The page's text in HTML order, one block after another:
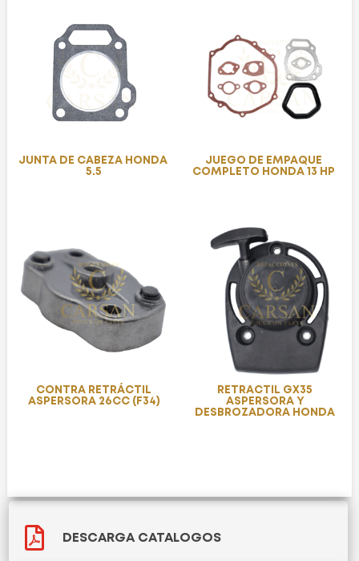
JUNTA DE CABEZA HONDA
5.5
JUEGO DE EMPAQUE
COMPLETO HONDA 13 HP
CONTRA RETRÁCTIL
ASPERSORA 26CC (F34)
RETRACTIL GX35
ASPERSORA Y
DESBROZADORA HONDA
 DESCARGA CATALOGOS